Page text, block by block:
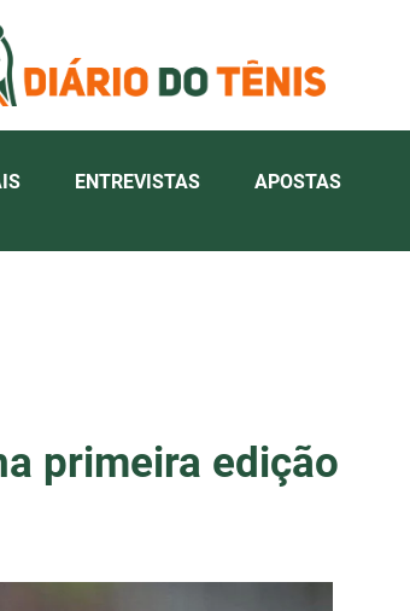
ENTREVISTAS APOSTAS
primeira edição